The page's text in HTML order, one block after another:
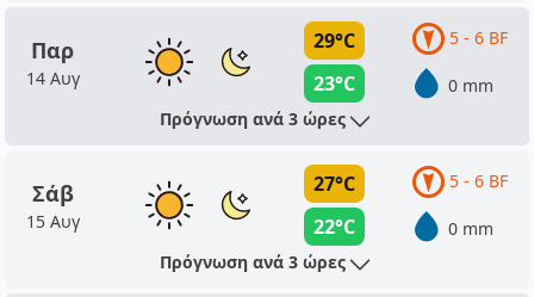
Παρ
14 Αυγ
29°C
23°C
5 - 6 BF
0 mm
Πρόγνωση ανά 3 ώρες
Σάβ
15 Αυγ
27°C
22°C
5 - 6 BF
0 mm
Πρόγνωση ανά 3 ώρες